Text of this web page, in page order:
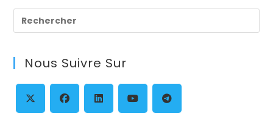
Nous Suivre Sur